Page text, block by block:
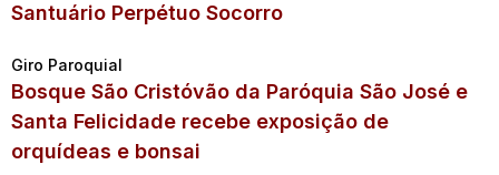
Santuário Perpétuo Socorro
Giro Paroquial
Bosque São Cristóvão da Paróquia São José e
Santa Felicidade recebe exposição de
orquídeas e bonsai